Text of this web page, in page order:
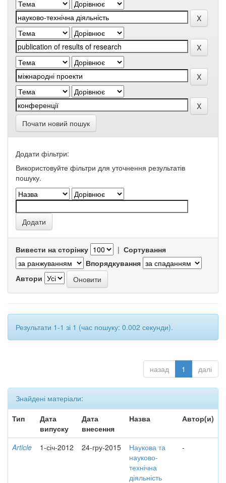
Почати новий пошук
Додати фільтри:
Використовуйте фільтри для уточнення результатів
пошуку.
Вивести на сторінку | Сортування
Впорядкування
Автори
Результати 1-1 зі 1 (час пошуку: 0.002 секунди).
назад 1 далі
Знайдені матеріали:
Тип
Дата
випуску
Дата
внесення
Назва Автор(и)
Article 1-січ-2012 24-гру-2015
Наукова та
науково-
технічна
діяльність
-